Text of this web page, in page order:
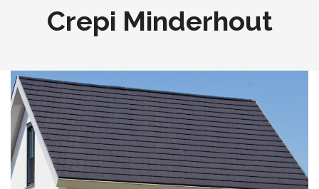
Crepi Minderhout